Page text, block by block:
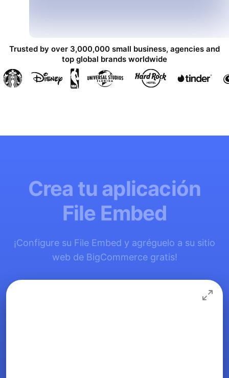
Trusted by over 3,000,000 small business, agencies and
top global brands worldwide
Crea tu aplicación
File Embed
¡Configure su File Embed y agréguelo a su sitio
web de BigCommerce gratis!